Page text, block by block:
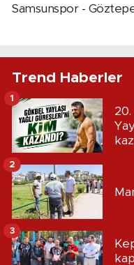
Samsunspor -
Trend Haberler
1
2
3